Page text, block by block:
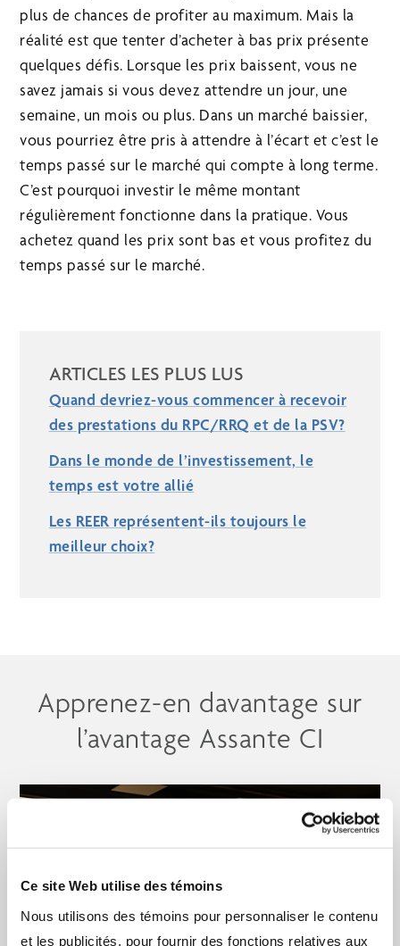
Ce site Web utilise des témoins
Nous utilisons des témoins pour personnaliser le contenu
et les publicités, pour fournir des fonctions relatives aux
plus de chances de profiter au maximum. Mais la
réalité est que tenter d’acheter à bas prix présente
quelques défis. Lorsque les prix baissent, vous ne
savez jamais si vous devez attendre un jour, une
semaine, un mois ou plus. Dans un marché baissier,
vous pourriez être pris à attendre à l’écart et c’est le
temps passé sur le marché qui compte à long terme.
C’est pourquoi investir le même montant
régulièrement fonctionne dans la pratique. Vous
achetez quand les prix sont bas et vous profitez du
temps passé sur le marché.
ARTICLES LES PLUS LUS
Quand devriez-vous commencer à recevoir
des prestations du RPC/RRQ et de la PSV?
Dans le monde de l’investissement, le
temps est votre allié
Les REER représentent-ils toujours le
meilleur choix?
Apprenez-en davantage sur
l’avantage Assante CI